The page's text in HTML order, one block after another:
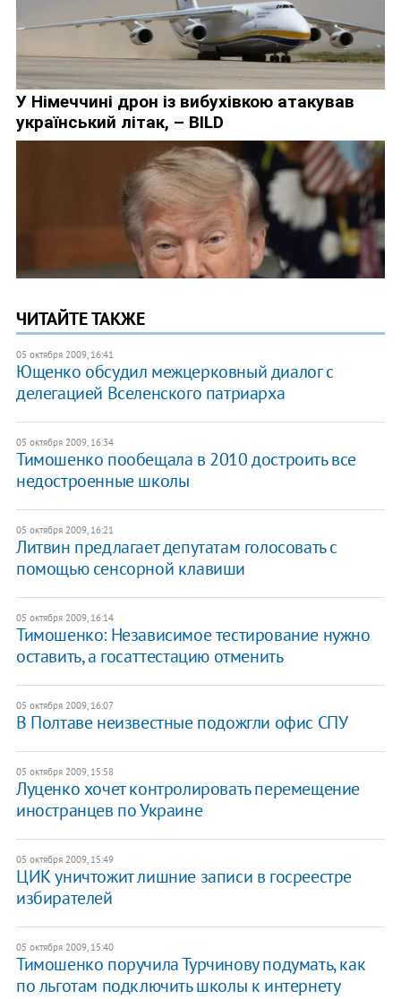
ЧИТАЙТЕ ТАКЖЕ
05 октября 2009, 16:41
Ющенко обсудил межцерковный диалог с
делегацией Вселенского патриарха
05 октября 2009, 16:34
Тимошенко пообещала в 2010 достроить все
недостроенные школы
05 октября 2009, 16:21
Литвин предлагает депутатам голосовать с
помощью сенсорной клавиши
05 октября 2009, 16:14
Тимошенко: Независимое тестирование нужно
оставить, а госаттестацию отменить
05 октября 2009, 16:07
В Полтаве неизвестные подожгли офис СПУ
05 октября 2009, 15:58
Луценко хочет контролировать перемещение
иностранцев по Украине
05 октября 2009, 15:49
ЦИК уничтожит лишние записи в госреестре
избирателей
05 октября 2009, 15:40
Тимошенко поручила Турчинову подумать, как
по льготам подключить школы к интернету